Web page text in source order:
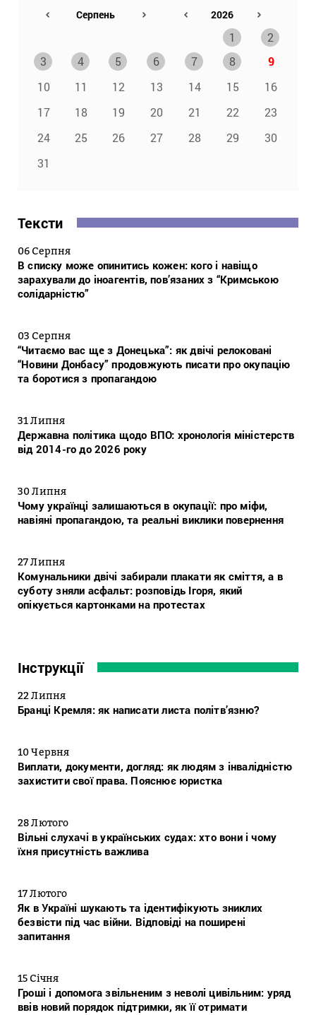
1
2
3
4 5 6 7 8
9
10
11 12 13 14 15
16
17
18 19 20 21 22
23
24
25 26 27 28 29
30
31
Тексти
06 Серпня
В списку може опинитись кожен: кого і навіщо
зарахували до іноагентів, пов’язаних з “Кримською
солідарністю”
03 Серпня
“Читаємо вас ще з Донецька”: як двічі релоковані
“Новини Донбасу” продовжують писати про окупацію
та боротися з пропагандою
31 Липня
Державна політика щодо ВПО: хронологія міністерств
від 2014-го до 2026 року
30 Липня
Чому українці залишаються в окупації: про міфи,
навіяні пропагандою, та реальні виклики повернення
27 Липня
Комунальники двічі забирали плакати як сміття, а в
суботу зняли асфальт: розповідь Ігоря, який
опікується картонками на протестах
Інструкції
22 Липня
Бранці Кремля: як написати листа політв’язню?
10 Червня
Виплати, документи, догляд: як людям з інвалідністю
захистити свої права. Пояснює юристка
28 Лютого
Вільні слухачі в українських судах: хто вони і чому
їхня присутність важлива
17 Лютого
Як в Україні шукають та ідентифікують зниклих
безвісти під час війни. Відповіді на поширені
запитання
15 Січня
Гроші і допомога звільненим з неволі цивільним: уряд
ввів новий порядок підтримки, як її отримати